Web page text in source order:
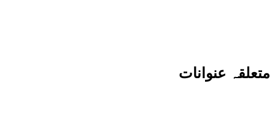
متعلقہ عنوانات